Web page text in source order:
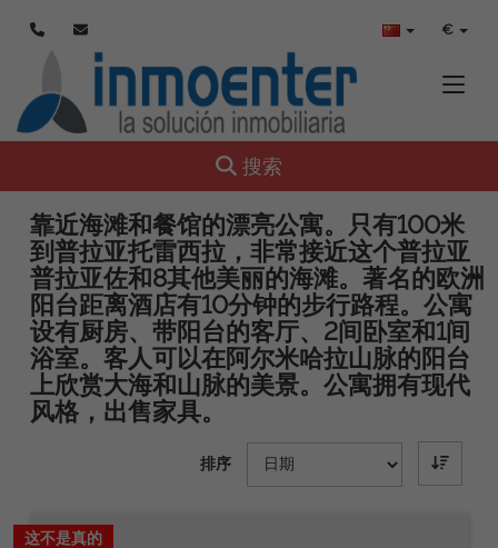
€
Toggle navigation
搜索
靠近海滩和餐馆的漂亮公寓。只有100米
到普拉亚托雷西拉，非常接近这个普拉亚
普拉亚佐和8其他美丽的海滩。著名的欧洲
阳台距离酒店有10分钟的步行路程。公寓
设有厨房、带阳台的客厅、2间卧室和1间
浴室。客人可以在阿尔米哈拉山脉的阳台
上欣赏大海和山脉的美景。公寓拥有现代
风格，出售家具。
排序
这不是真的